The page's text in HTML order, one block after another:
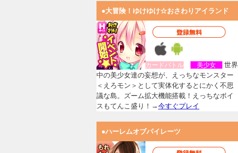
●大冒険！ゆけゆけ☆おさわりアイランド
カードバトル 美少女
世界
中の美少女達の妄想が、えっちなモンスター
＜えろモン＞として実体化するとにかく不思
議な島。ズーム拡大機能搭載！えっちなボイ
スもてんこ盛り！→今すぐプレイ
●ハーレムオブパイレーツ